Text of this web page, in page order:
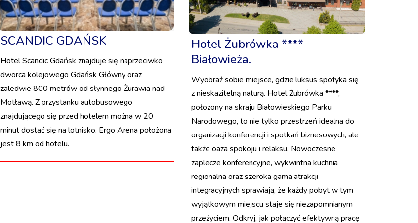
SCANDIC GDAŃSK
Hotel Scandic Gdańsk znajduje się naprzeciwko
dworca kolejowego Gdańsk Główny oraz
zaledwie 800 metrów od słynnego Żurawia nad
Motławą. Z przystanku autobusowego
znajdującego się przed hotelem można w 20
minut dostać się na lotnisko. Ergo Arena położona
jest 8 km od hotelu.
Hotel Żubrówka ****
Białowieża.
Wyobraź sobie miejsce, gdzie luksus spotyka się
z nieskazitelną naturą. Hotel Żubrówka ****,
położony na skraju Białowieskiego Parku
Narodowego, to nie tylko przestrzeń idealna do
organizacji konferencji i spotkań biznesowych, ale
także oaza spokoju i relaksu. Nowoczesne
zaplecze konferencyjne, wykwintna kuchnia
regionalna oraz szeroka gama atrakcji
integracyjnych sprawiają, że każdy pobyt w tym
wyjątkowym miejscu staje się niezapomnianym
przeżyciem. Odkryj, jak połączyć efektywną pracę